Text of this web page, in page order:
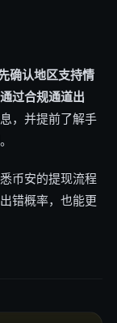
确认地区支持情
过合规通道出
，并提前了解手
币安的提现流程
错概率，也能更